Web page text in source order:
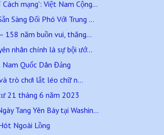
mạng': Việt Nam Cộng...
Sàng Đối Phó Với Trung ...
158 năm buồn vui, thăng...
nhân chính là sự bội ướ...
Quốc Dân Đảng
trò chơi lắt léo chữ n...
21 tháng 6 năm 2023
Tang Yên Báy tại Washin...
Ngoài Lồng